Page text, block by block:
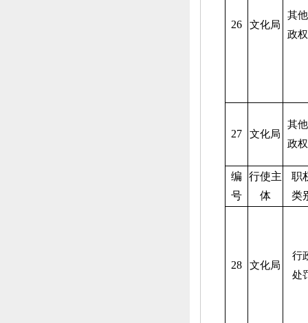
26 文化局
其
政
27 文化局
其
政
编
号
行使主
体
职
类
28 文化局
行
处